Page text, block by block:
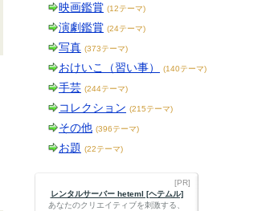
映画鑑賞 (12テーマ)
演劇鑑賞 (24テーマ)
写真 (373テーマ)
おけいこ（習い事） (140テーマ)
手芸 (244テーマ)
コレクション (215テーマ)
その他 (396テーマ)
お題 (22テーマ)
[PR]
レンタルサーバー heteml [ヘテムル]
あなたのクリエイティブを刺激する、